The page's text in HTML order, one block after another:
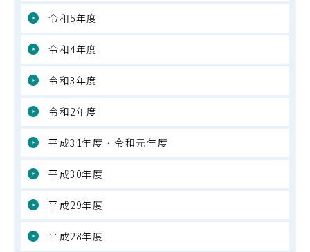
令和5年度
令和4年度
令和3年度
令和2年度
平成31年度・令和元年度
平成30年度
平成29年度
平成28年度